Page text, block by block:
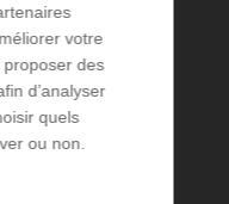
votre
des
d’analyser
quels
ou non.